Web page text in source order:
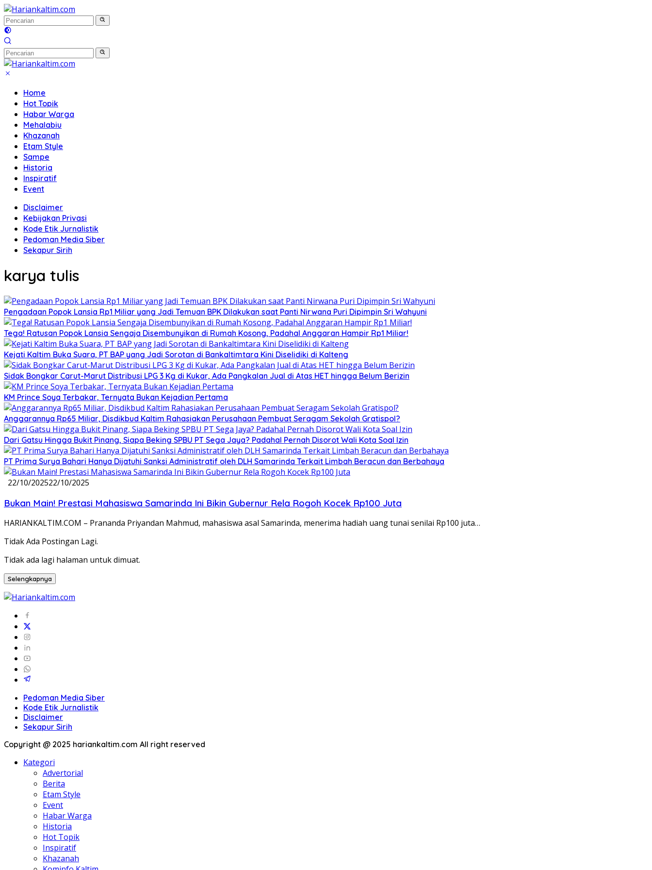
Langsung
ke
konten
Home
Hot Topik
Habar Warga
Mehalabiu
Khazanah
Etam Style
Sampe
Historia
Inspiratif
Event
Disclaimer
Kebijakan Privasi
Kode Etik Jurnalistik
Pedoman Media Siber
Sekapur Sirih
karya tulis
Pengadaan Popok Lansia Rp1 Miliar yang Jadi Temuan BPK Dilakukan saat Panti Nirwana Puri Dipimpin Sri Wahyuni
Tega! Ratusan Popok Lansia Sengaja Disembunyikan di Rumah Kosong, Padahal Anggaran Hampir Rp1 Miliar!
Kejati Kaltim Buka Suara, PT BAP yang Jadi Sorotan di Bankaltimtara Kini Diselidiki di Kalteng
Sidak Bongkar Carut-Marut Distribusi LPG 3 Kg di Kukar, Ada Pangkalan Jual di Atas HET hingga Belum Berizin
KM Prince Soya Terbakar, Ternyata Bukan Kejadian Pertama
Anggarannya Rp65 Miliar, Disdikbud Kaltim Rahasiakan Perusahaan Pembuat Seragam Sekolah Gratispol?
Dari Gatsu Hingga Bukit Pinang, Siapa Beking SPBU PT Sega Jaya? Padahal Pernah Disorot Wali Kota Soal Izin
PT Prima Surya Bahari Hanya Dijatuhi Sanksi Administratif oleh DLH Samarinda Terkait Limbah Beracun dan Berbahaya
22/10/202522/10/2025
Bukan Main! Prestasi Mahasiswa Samarinda Ini Bikin Gubernur Rela Rogoh Kocek Rp100 Juta
HARIANKALTIM.COM – Prananda Priyandan Mahmud, mahasiswa asal Samarinda, menerima hadiah uang tunai senilai Rp100 juta…
Tidak Ada Postingan Lagi.
Tidak ada lagi halaman untuk dimuat.
Selengkapnya
Pedoman Media Siber
Kode Etik Jurnalistik
Disclaimer
Sekapur Sirih
Copyright @ 2025 hariankaltim.com All right reserved
Kategori
Advertorial
Berita
Etam Style
Event
Habar Warga
Historia
Hot Topik
Inspiratif
Khazanah